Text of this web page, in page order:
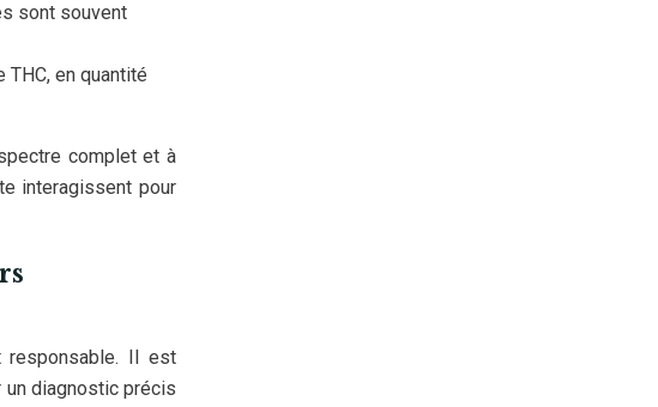
sont souvent
en quantité
complet et à
interagissent pour
responsable. Il est
diagnostic précis